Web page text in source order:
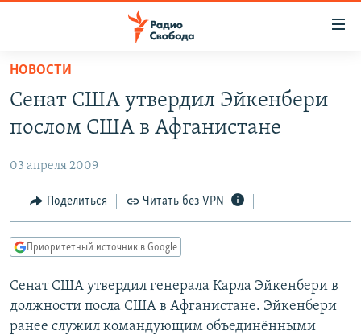
упрощенного
доступа
основному
Вернутся
главной
навигации
Вернутся
поиску
ЦИТАТЫ СВОБОДЫ
МНЕНИЯ
IDEL.РЕАЛИИ
КАВКАЗ.РЕАЛИИ
СЕВЕР.РЕАЛИИ
НОВОСТИ
Сенат США утвердил Эйкенбери
послом США в Афганистане
03 апреля 2009
Поделиться Читать без VPN
Приоритетный источник в Google
Сенат США утвердил генерала Карла Эйкенбери в
должности посла США в Афганистане. Эйкенбери
ранее служил командующим объединёнными